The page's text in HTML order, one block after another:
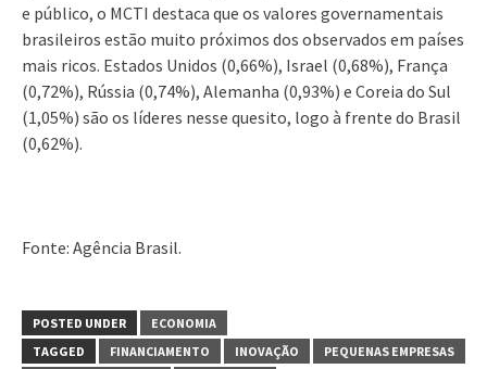
e público, o MCTI destaca que os valores governamentais
brasileiros estão muito próximos dos observados em países
mais ricos. Estados Unidos (0,66%), Israel (0,68%), França
(0,72%), Rússia (0,74%), Alemanha (0,93%) e Coreia do Sul
(1,05%) são os líderes nesse quesito, logo à frente do Brasil
(0,62%).
Fonte: Agência Brasil.
POSTED UNDER
ECONOMIA
TAGGED
FINANCIAMENTO INOVAÇÃO
PEQUENAS EMPRESAS